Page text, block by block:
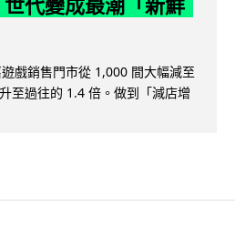
代變成最潮「新鮮
戲銷售門市從 1,000 間大幅減至
至過往的 1.4 倍。做到「減店增